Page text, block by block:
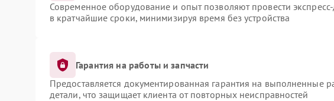
Современное оборудование и опыт позволяют провести
в кратчайшие сроки, минимизируя время без устройства
Гарантия на работы и запчасти
Предоставляется документированная гарантия на выполненные
детали, что защищает клиента от повторных неисправностей